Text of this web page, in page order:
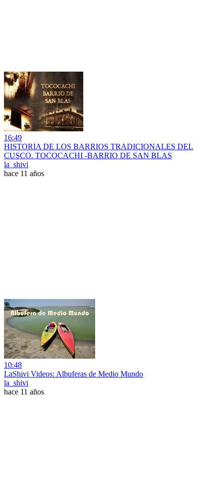
16:49
HISTORIA DE LOS BARRIOS TRADICIONALES DEL
CUSCO. TOCOCACHI -BARRIO DE SAN BLAS
la_shivi
hace 11 años
10:48
LaShivi Videos: Albuferas de Medio Mundo
la_shivi
hace 11 años